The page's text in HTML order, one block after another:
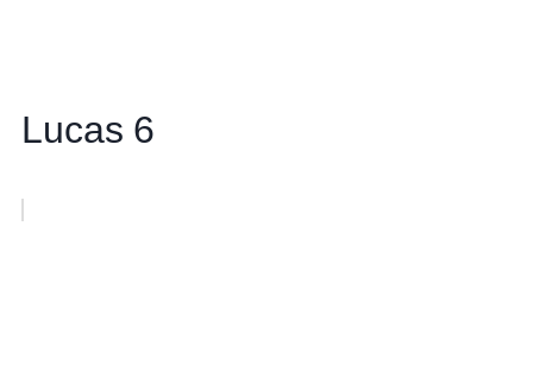
Lucas 6